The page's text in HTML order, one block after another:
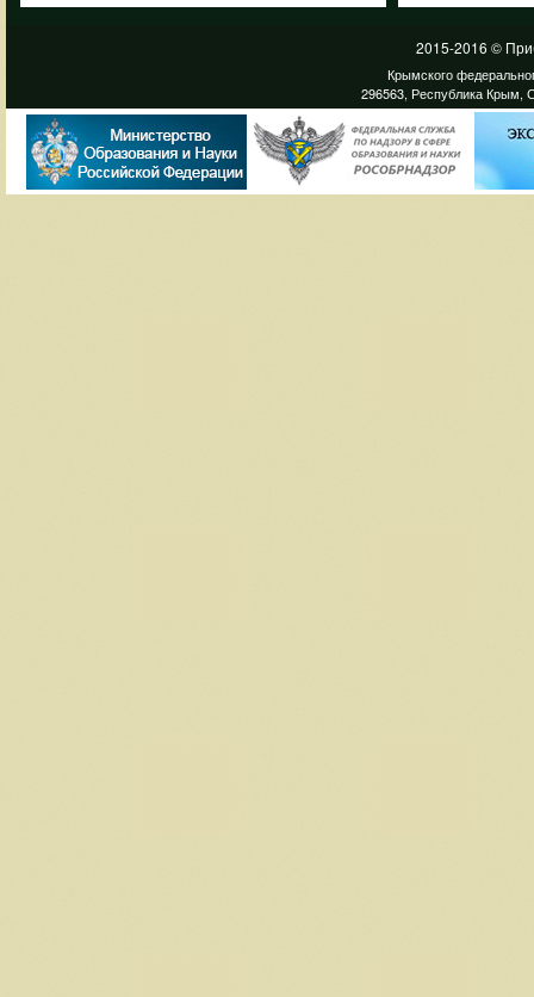
2015-2016 ©
Крымского
296563, Республика Крым,